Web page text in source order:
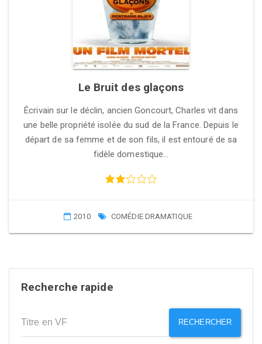
Le Bruit des glaçons
Écrivain sur le déclin, ancien Goncourt, Charles vit dans
une belle propriété isolée du sud de la France. Depuis le
départ de sa femme et de son fils, il est entouré de sa
fidèle domestique…
2010 COMÉDIE DRAMATIQUE
Recherche rapide
RECHERCHER